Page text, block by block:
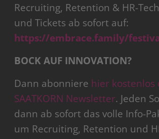
Recruiting, Retention & HR-
und Tickets ab sofort auf:
https://embrace.family/
BOCK AUF INNOVATION?
Dann abonniere hier kostenlos
SAATKORN Newsletter. Jeden
dann ab sofort das volle Info-
um Recruiting, Retention und